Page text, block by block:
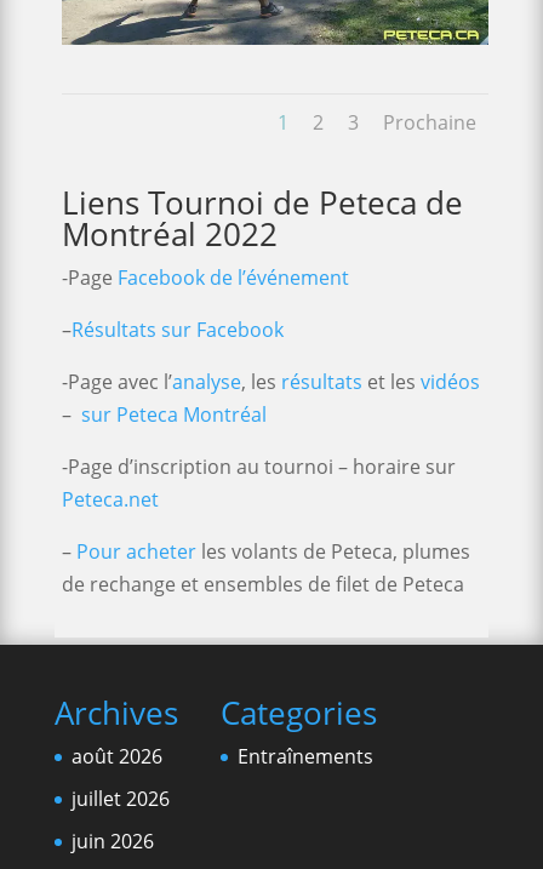
1 2 3 Prochaine
Liens Tournoi de Peteca de
Montréal 2022
-Page Facebook de l’événement
–Résultats sur Facebook
-Page avec l’analyse, les résultats et les vidéos
– sur Peteca Montréal
-Page d’inscription au tournoi – horaire sur
Peteca.net
– Pour acheterles volants de Peteca, plumes
de rechange et ensembles de filet de Peteca
Archives
août 2026
juillet 2026
juin 2026
Categories
Entraînements